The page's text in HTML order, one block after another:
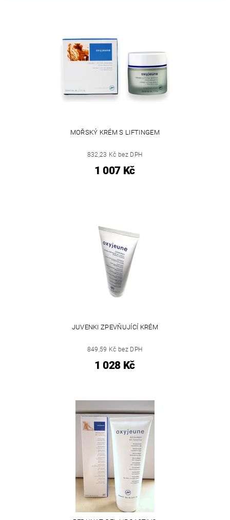
MOŘSKÝ KRÉM S LIFTINGEM
832,23 Kč bez DPH
1 007 Kč
JUVENKI ZPEVŇUJÍCÍ KRÉM
849,59 Kč bez DPH
1 028 Kč